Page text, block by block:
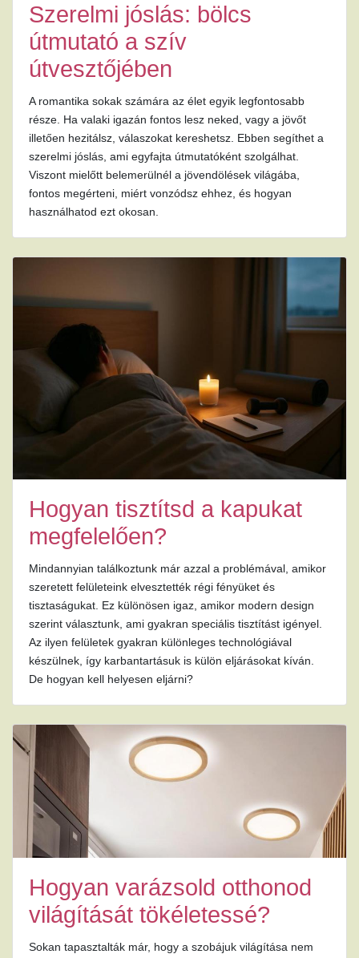
Szerelmi jóslás: bölcs
útmutató a szív
útvesztőjében
A romantika sokak számára az élet egyik legfontosabb
része. Ha valaki igazán fontos lesz neked, vagy a jövőt
illetően hezitálsz, válaszokat kereshetsz. Ebben segíthet a
szerelmi jóslás, ami egyfajta útmutatóként szolgálhat.
Viszont mielőtt belemerülnél a jövendölések világába,
fontos megérteni, miért vonzódsz ehhez, és hogyan
használhatod ezt okosan.
Hogyan tisztítsd a kapukat
megfelelően?
Mindannyian találkoztunk már azzal a problémával, amikor
szeretett felületeink elvesztették régi fényüket és
tisztaságukat. Ez különösen igaz, amikor modern design
szerint választunk, ami gyakran speciális tisztítást igényel.
Az ilyen felületek gyakran különleges technológiával
készülnek, így karbantartásuk is külön eljárásokat kíván.
De hogyan kell helyesen eljárni?
Hogyan varázsold otthonod
világítását tökéletessé?
Sokan tapasztalták már, hogy a szobájuk világítása nem